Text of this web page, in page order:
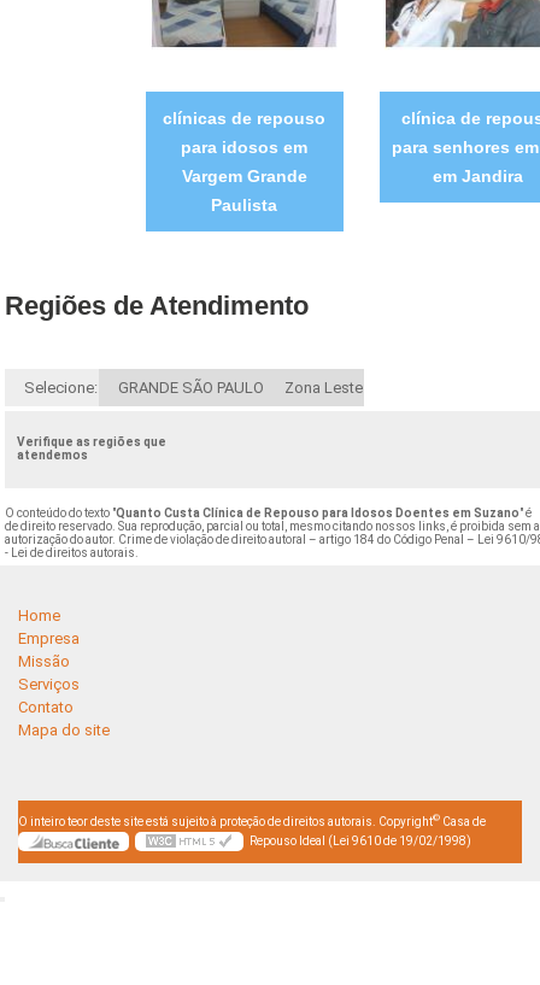
clínicas de repouso
para idosos em
Vargem Grande
Paulista
clínica de
para senhores
em Jandira
Regiões de Atendimento
Selecione: GRANDE SÃO PAULO Zona Leste
Verifique as regiões que
atendemos
O conteúdo do texto "Quanto Custa Clínica de Repouso para Idosos Doentes em Suzano" é
de direito reservado. Sua reprodução, parcial ou total, mesmo citando nossos links, é proibida sem a
autorização do autor. Crime de violação de direito autoral – artigo 184 do Código Penal –
Lei 9610/
- Lei de direitos autorais
Home
Empresa
Missão
Serviços
Contato
Mapa do site
O inteiro teor deste site está sujeito à proteção de direitos autorais. Copyright© Casa de
Repouso Ideal (Lei 9610 de 19/02/1998)